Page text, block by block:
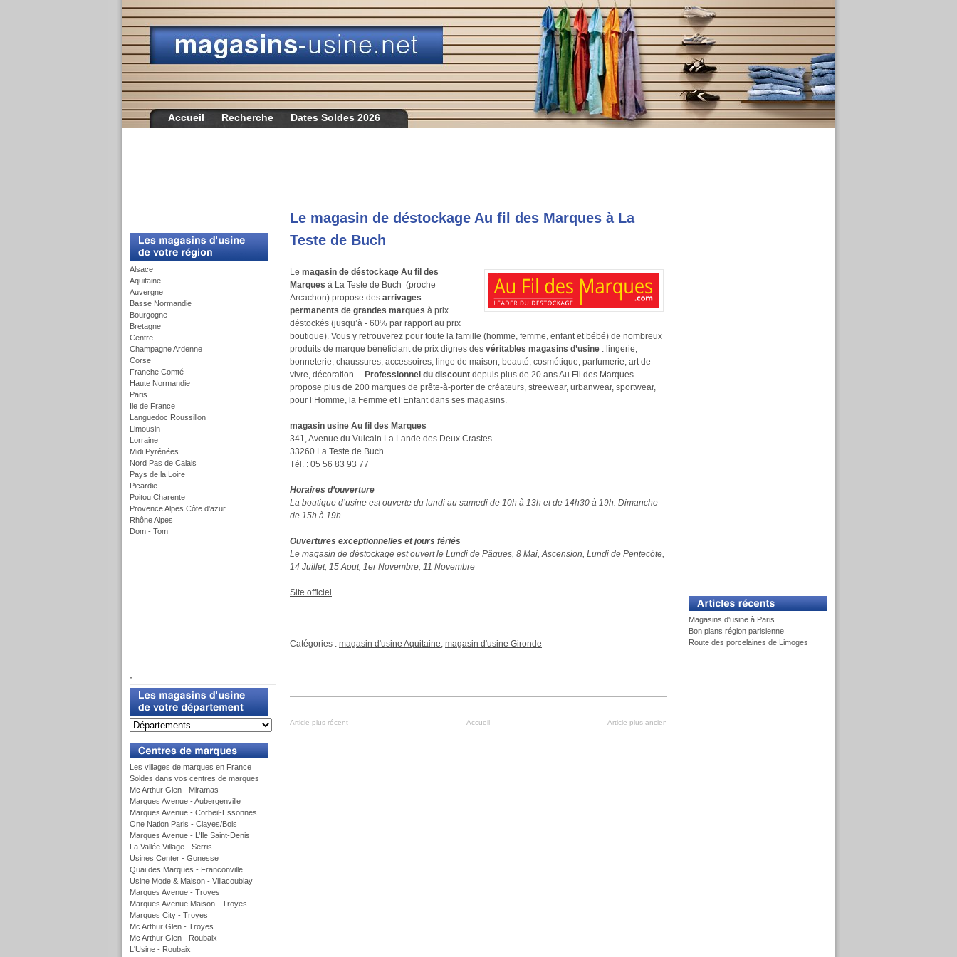
Accueil Recherche Dates Soldes 2026
Alsace
Aquitaine
Auvergne
Basse Normandie
Bourgogne
Bretagne
Centre
Champagne Ardenne
Corse
Franche Comté
Haute Normandie
Paris
Ile de France
Languedoc Roussillon
Limousin
Lorraine
Midi Pyrénées
Nord Pas de Calais
Pays de la Loire
Picardie
Poitou Charente
Provence Alpes Côte d'azur
Rhône Alpes
Dom - Tom
-
Les villages de marques en France
Soldes dans vos centres de marques
Mc Arthur Glen - Miramas
Marques Avenue - Aubergenville
Marques Avenue - Corbeil-Essonnes
One Nation Paris - Clayes/Bois
Marques Avenue - L’Ile Saint-Denis
La Vallée Village - Serris
Usines Center - Gonesse
Quai des Marques - Franconville
Usine Mode & Maison - Villacoublay
Marques Avenue - Troyes
Marques Avenue Maison - Troyes
Marques City - Troyes
Mc Arthur Glen - Troyes
Mc Arthur Glen - Roubaix
L'Usine - Roubaix
Le magasin de déstockage Au fil des Marques à La
Teste de Buch
Le magasin de déstockage Au fil des
Marques à La Teste de Buch (proche
Arcachon) propose des arrivages
permanents de grandes marques à prix
déstockés (jusqu’à - 60% par rapport au prix
boutique). Vous y retrouverez pour toute la famille (homme, femme, enfant et bébé) de nombreux
produits de marque bénéficiant de prix dignes des véritables magasins d’usine : lingerie,
bonneterie, chaussures, accessoires, linge de maison, beauté, cosmétique, parfumerie, art de
vivre, décoration… Professionnel du discount depuis plus de 20 ans Au Fil des Marques
propose plus de 200 marques de prête-à-porter de créateurs, streewear, urbanwear, sportwear,
pour l’Homme, la Femme et l’Enfant dans ses magasins.
magasin usine Au fil des Marques
341, Avenue du Vulcain La Lande des Deux Crastes
33260 La Teste de Buch
Tél. : 05 56 83 93 77
Horaires d’ouverture
La boutique d’usine est ouverte du lundi au samedi de 10h à 13h et de 14h30 à 19h. Dimanche
de 15h à 19h.
Ouvertures exceptionnelles et jours fériés
Le magasin de déstockage est ouvert le Lundi de Pâques, 8 Mai, Ascension, Lundi de Pentecôte,
14 Juillet, 15 Aout, 1er Novembre, 11 Novembre
Site officiel
Catégories : magasin d'usine Aquitaine magasin d'usine Gironde
Article plus récent Article plus ancien
Accueil
Magasins d'usine à Paris
Bon plans région parisienne
Route des porcelaines de Limoges